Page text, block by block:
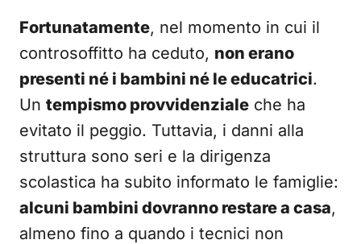
Fortunatamente, nel momento in cui il
controsoffitto ha ceduto, non erano
presenti né i bambini né le educatrici.
Un tempismo provvidenziale che ha
evitato il peggio. Tuttavia, i danni alla
struttura sono seri e la dirigenza
scolastica ha subito informato le famiglie:
alcuni bambini dovranno restare a casa,
almeno fino a quando i tecnici non